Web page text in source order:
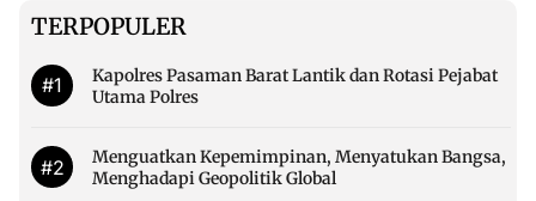
TERPOPULER
#1
Kapolres Pasaman Barat Lantik dan Rotasi Pejabat
Utama Polres
#2
Menguatkan Kepemimpinan, Menyatukan Bangsa,
Menghadapi Geopolitik Global